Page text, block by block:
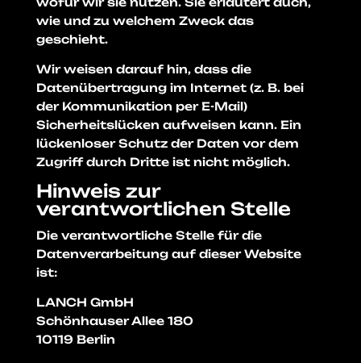
wie und zu welchem Zweck das
geschieht.
Wir weisen darauf hin, dass die
Datenübertragung im Internet (z. B. bei
der Kommunikation per E-Mail)
Sicherheitslücken aufweisen kann. Ein
lückenloser Schutz der Daten vor dem
Zugriff durch Dritte ist nicht möglich.
Hinweis zur
verantwortlichen Stelle
Die verantwortliche Stelle für die
Datenverarbeitung auf dieser Website
ist:
LANCH GmbH
Schönhauser Allee 180
10119 Berlin